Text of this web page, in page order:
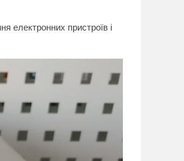
електронних пристроїв і